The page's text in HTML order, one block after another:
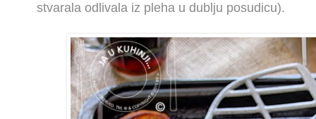
stvarala odlivala iz pleha u dublju posudicu).